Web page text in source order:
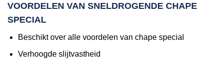
VOORDELEN VAN SNELDROGENDE CHAPE
SPECIAL
Beschikt over alle voordelen van chape special
Verhoogde slijtvastheid